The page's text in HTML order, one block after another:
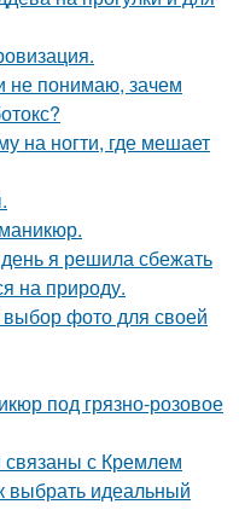
понимаю, зачем
на ногти, где мешает
я решила сбежать
на природу.
выбор фото для своей
под грязно-розовое
связаны с Кремлем
выбрать идеальный